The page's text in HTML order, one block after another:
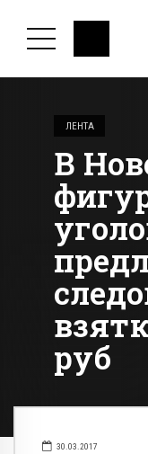
ЛЕНТА
В
руб
30.03.2017